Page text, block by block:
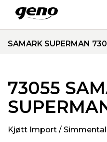
SAMARK SUPERMAN
73055
Kjøtt Import / Simmental